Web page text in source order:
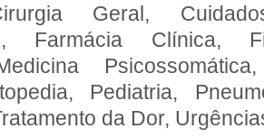
Geral,
Farmácia Clínica,
Pediatria,
da Dor,